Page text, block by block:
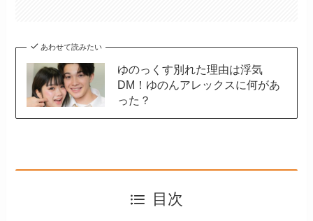
あわせて読みたい
ゆのっくす別れた理由は浮気
DM！ゆのんアレックスに何があ
った？
目次